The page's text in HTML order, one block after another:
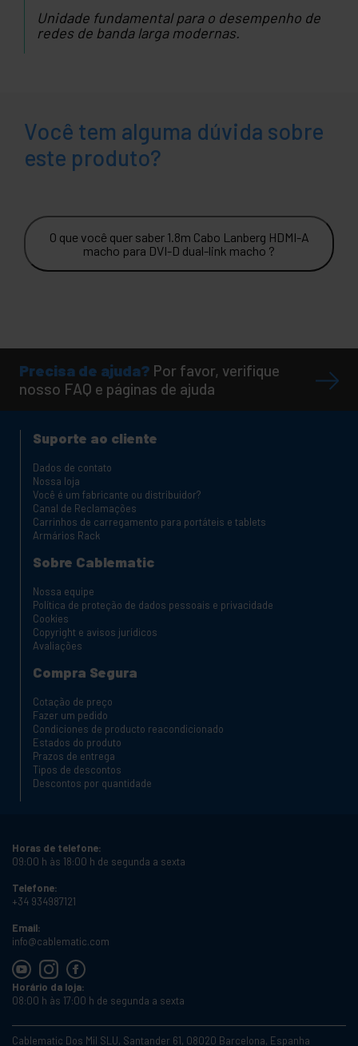
Unidade fundamental para o desempenho de
redes de banda larga modernas.
Você tem alguma dúvida sobre
este produto?
O que você quer saber 1.8m Cabo Lanberg HDMI-A
macho para DVI-D dual-link macho ?
Precisa de ajuda? Por favor, verifique
nosso FAQ e páginas de ajuda
Suporte ao cliente
Dados de contato
Nossa loja
Você é um fabricante ou distribuidor?
Canal de Reclamações
Carrinhos de carregamento para portáteis e tablets
Armários Rack
Sobre Cablematic
Nossa equipe
Política de proteção de dados pessoais e privacidade
Cookies
Copyright e avisos jurídicos
Avaliações
Compra Segura
Cotação de preço
Fazer um pedido
Condiciones de producto reacondicionado
Estados do produto
Prazos de entrega
Tipos de descontos
Descontos por quantidade
Horas de telefone:
09:00 h às 18:00 h de segunda a sexta
Telefone:
+34 934987121
Email:
info@cablematic.com
Horário da loja:
08:00 h às 17:00 h de segunda a sexta
Cablematic Dos Mil SLU, Santander 61, 08020 Barcelona, Espanha